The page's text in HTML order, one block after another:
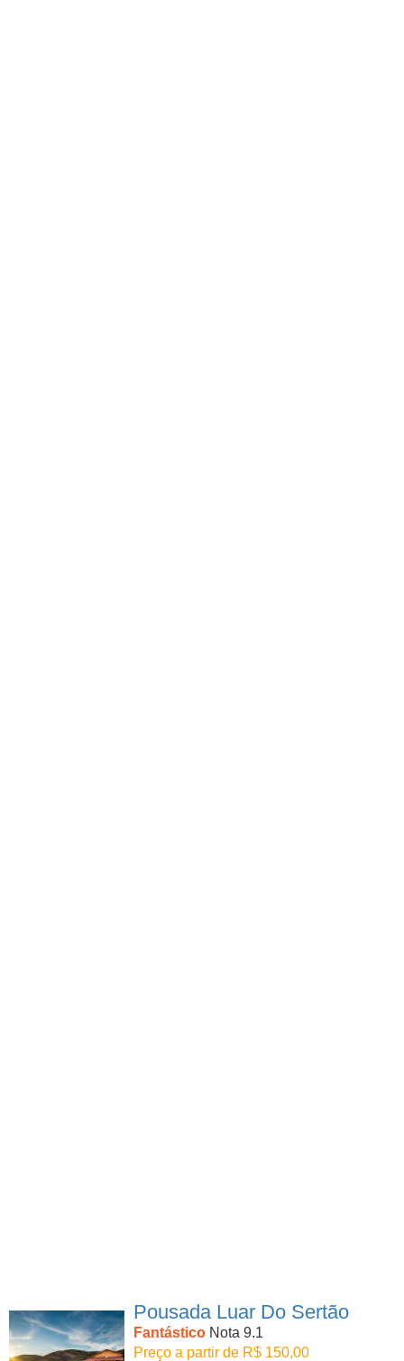
Pousada Luar Do Sertão
Fantástico Nota 9.1
Preço a partir de R$ 150,00